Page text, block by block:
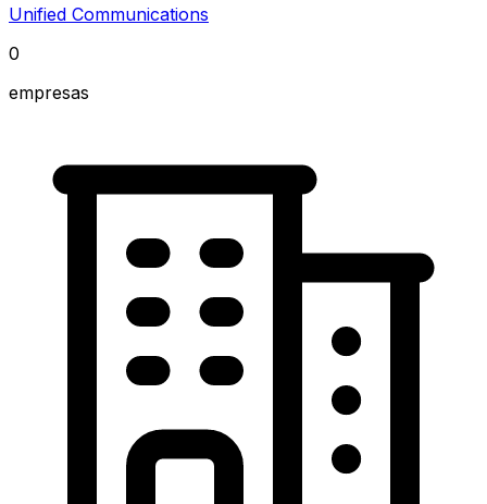
Unified Communications
0
empresas